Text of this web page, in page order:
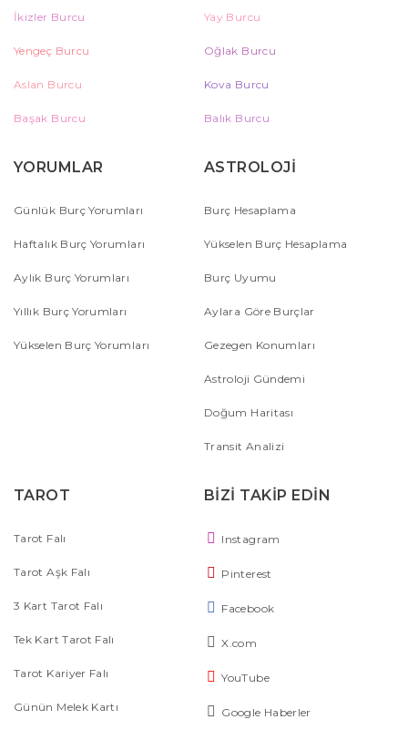
İkizler Burcu Yay Burcu
Yengeç Burcu Oğlak Burcu
Aslan Burcu Kova Burcu
Başak Burcu Balık Burcu
YORUMLAR
Günlük Burç Yorumları
Haftalık Burç Yorumları
Aylık Burç Yorumları
Yıllık Burç Yorumları
Yükselen Burç Yorumları
ASTROLOJİ
Burç Hesaplama
Yükselen Burç Hesaplama
Burç Uyumu
Aylara Göre Burçlar
Gezegen Konumları
Astroloji Gündemi
Doğum Haritası
Transit Analizi
TAROT
Tarot Falı
Tarot Aşk Falı
3 Kart Tarot Falı
Tek Kart Tarot Falı
Tarot Kariyer Falı
Günün Melek Kartı
BİZİ TAKİP EDİN
Instagram
Pinterest
Facebook
X.com
YouTube
Google Haberler